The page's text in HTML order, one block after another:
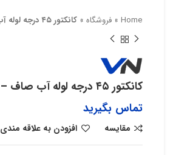
Home
» فروشگاه » کانکتور ۴۵ درجه لوله آب صاف – FH500
کانکتور ۴۵ درجه لوله آب صاف – FH500
تماس بگیرید
مقایسه افزودن به علاقه مندی